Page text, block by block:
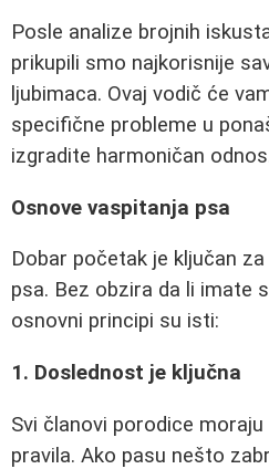
Posle analize brojnih
prikupili smo najkorisnije
ljubimaca. Ovaj vodič će
specifične probleme u
izgradite harmoničan
Osnove vaspitanja psa
Dobar početak je ključan
psa. Bez obzira da li imate
osnovni principi su isti:
1. Doslednost je ključna
Svi članovi porodice
pravila. Ako pasu nešto